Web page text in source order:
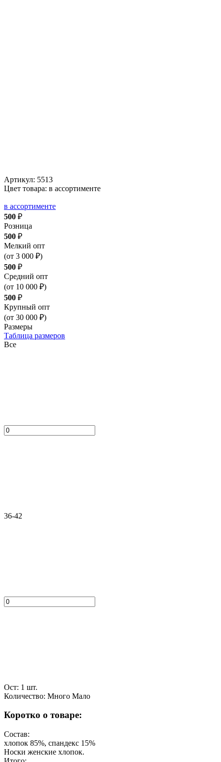
Артикул: 5513
Цвет товара: в ассортименте
в ассортименте
500 ₽
Розница
500 ₽
Мелкий опт
(от 3 000 ₽)
500 ₽
Средний опт
(от 10 000 ₽)
500 ₽
Крупный опт
(от 30 000 ₽)
Размеры
Таблица размеров
Все
36-42
Ост: 1 шт.
Количество: Много Мало
Коротко о товаре:
Состав:
хлопок 85%, спандекс 15%
Носки женские хлопок.